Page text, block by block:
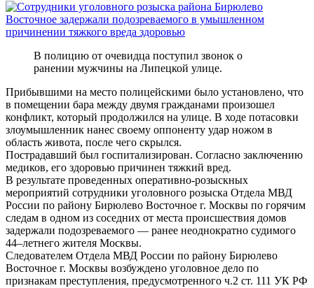
В полицию от очевидца поступил звонок о
ранении мужчины на Липецкой улице.
Прибывшими на место полицейскими было установлено, что
в помещении бара между двумя гражданами произошел
конфликт, который продолжился на улице. В ходе потасовки
злоумышленник нанес своему оппоненту удар ножом в
область живота, после чего скрылся.
Пострадавший был госпитализирован. Согласно заключению
медиков, его здоровью причинен тяжкий вред.
В результате проведенных оперативно-розыскных
мероприятий сотрудники уголовного розыска Отдела МВД
России по району Бирюлево Восточное г. Москвы по горячим
следам в одном из соседних от места происшествия домов
задержали подозреваемого — ранее неоднократно судимого
44–летнего жителя Москвы.
Следователем Отдела МВД России по району Бирюлево
Восточное г. Москвы возбуждено уголовное дело по
признакам преступления, предусмотренного ч.2 ст. 111 УК РФ